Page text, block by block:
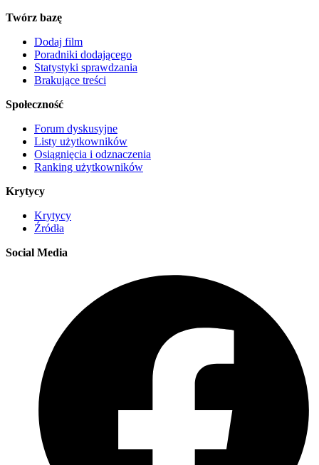
Twórz bazę
Dodaj film
Poradniki dodającego
Statystyki sprawdzania
Brakujące treści
Społeczność
Forum dyskusyjne
Listy użytkowników
Osiągnięcia i odznaczenia
Ranking użytkowników
Krytycy
Krytycy
Źródła
Social Media